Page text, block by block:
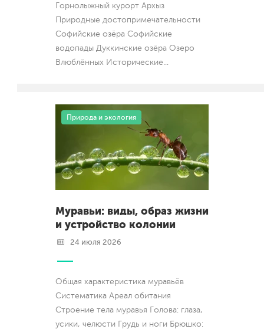
Горнолыжный курорт Архыз
Природные достопримечательности
Софийские озёра Софийские
водопады Дуккинские озёра Озеро
Влюблённых Исторические
Природа и экология
Муравьи: виды, образ жизни
и устройство колонии
24 июля 2026
Общая характеристика муравьёв
Систематика Ареал обитания
Строение тела муравья Голова: глаза,
усики, челюсти Грудь и ноги Брюшко: